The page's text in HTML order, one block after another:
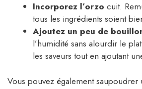
Incorporez l’orzo cuit.
tous les ingrédients soient
Ajoutez un peu de
l’humidité sans alourdir le
les saveurs tout en ajoutant
Vous pouvez également